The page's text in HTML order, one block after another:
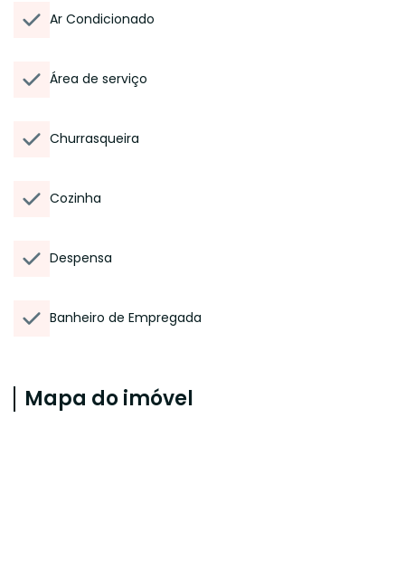
Ar Condicionado
Área de serviço
Churrasqueira
Cozinha
Despensa
Banheiro de Empregada
Mapa do imóvel